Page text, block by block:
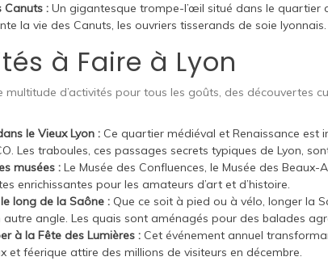
Canuts : Un gigantesque trompe-l’œil situé dans le quartier
la vie des Canuts, les ouvriers tisserands de soie lyonnais.
à Faire à Lyon
multitude d’activités pour tous les goûts, des découvertes
le Vieux Lyon : Ce quartier médiéval et Renaissance est
Les traboules, ces passages secrets typiques de Lyon,
musées : Le Musée des Confluences, le Musée des
enrichissantes pour les amateurs d’art et d’histoire.
long de la Saône : Que ce soit à pied ou à vélo, longer la
autre angle. Les quais sont aménagés pour des balades
à la Fête des Lumières : Cet événement annuel
et féerique attire des millions de visiteurs en décembre.